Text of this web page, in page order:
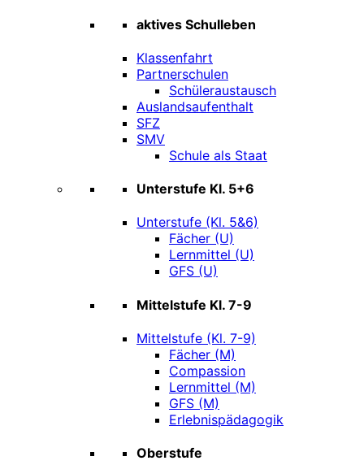
aktives Schulleben
Klassenfahrt
Partnerschulen
Schüleraustausch
Auslandsaufenthalt
SFZ
SMV
Schule als Staat
Unterstufe Kl. 5+6
Unterstufe (Kl. 5&6)
Fächer (U)
Lernmittel (U)
GFS (U)
Mittelstufe Kl. 7-9
Mittelstufe (Kl. 7-9)
Fächer (M)
Compassion
Lernmittel (M)
GFS (M)
Erlebnispädagogik
Oberstufe